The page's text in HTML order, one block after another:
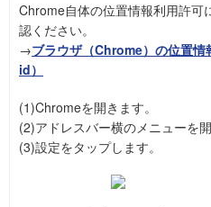
Chrome自体の位置情報利用許可
認ください。
→ブラウザ（Chrome）の位置
id）
(1)Chromeを開きます。
(2)アドレスバー横のメニューを開
(3)設定をタップします。